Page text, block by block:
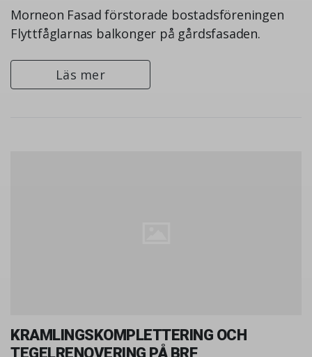
Morneon Fasad förstorade bostadsföreningen
Flyttfåglarnas balkonger på gårdsfasaden.
Läs mer
KRAMLINGSKOMPLETTERING OCH
TEGELRENOVERING PÅ BRF